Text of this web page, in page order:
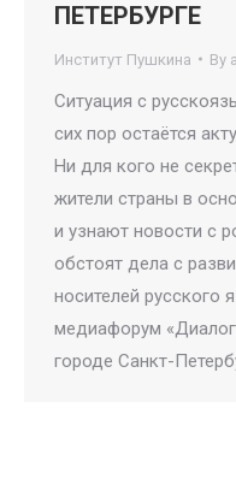
ПЕТЕРБУРГЕ
Институт Пушкина By
Ситуация с
сих пор остаётся
Ни для кого не
жители страны в
и узнают новости с
обстоят дела с
носителей русского
медиафорум
городе Санкт-